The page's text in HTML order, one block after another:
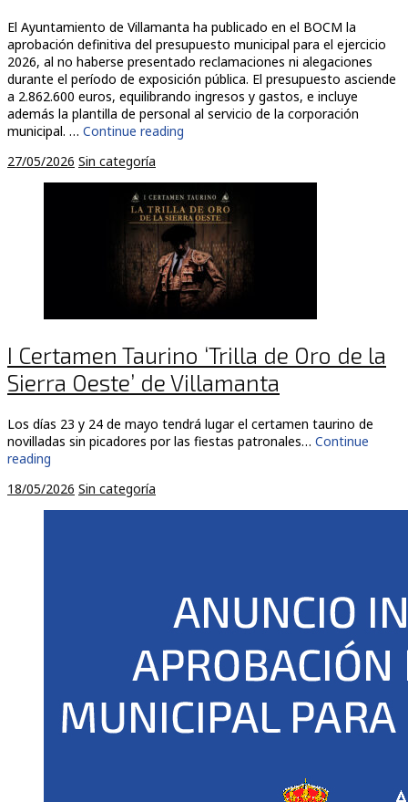
El Ayuntamiento de Villamanta ha publicado en el BOCM la
aprobación definitiva del presupuesto municipal para el ejercicio
2026, al no haberse presentado reclamaciones ni alegaciones
durante el período de exposición pública. El presupuesto asciende
a 2.862.600 euros, equilibrando ingresos y gastos, e incluye
además la plantilla de personal al servicio de la corporación
municipal. … Continue reading
27/05/2026 Sin categoría
I Certamen Taurino ‘Trilla de Oro de la
Sierra Oeste’ de Villamanta
Los días 23 y 24 de mayo tendrá lugar el certamen taurino de
novilladas sin picadores por las fiestas patronales… Continue
reading
18/05/2026 Sin categoría